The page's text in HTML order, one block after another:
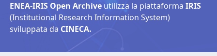
ENEA-IRIS Open Archive utilizza la piattaforma IRIS
(Institutional Research Information System)
sviluppata da CINECA.